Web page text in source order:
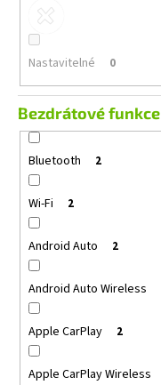
Nastavitelné 0
Bezdrátové funkce
Bluetooth 2
Wi-Fi 2
Android Auto 2
Android Auto Wireless
Apple CarPlay 2
Apple CarPlay Wireless